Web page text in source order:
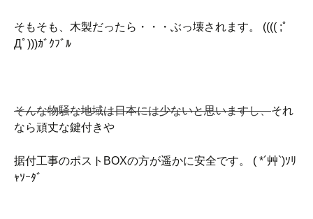
そもそも、木製だったら・・・ぶっ壊されます。 (((( ;ﾟ
Дﾟ)))ｶﾞｸﾌﾞﾙ
そんな物騒な地域は日本には少ないと思いますし、それ
なら頑丈な鍵付きや
据付工事のポストBOXの方が遥かに安全です。 ( *´艸`)ｿﾘ
ｬｿｰﾀﾞ